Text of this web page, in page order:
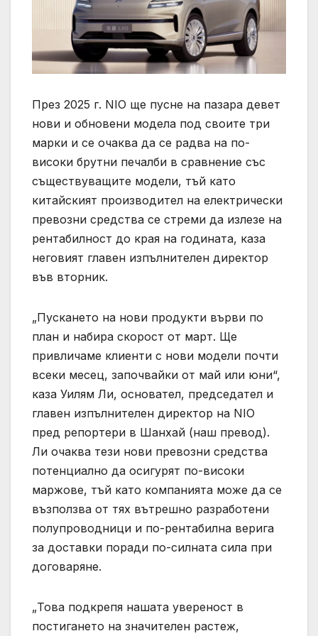
През 2025 г. NIO ще пусне на пазара девет
нови и обновени модела под своите три
марки и се очаква да се радва на по-
високи брутни печалби в сравнение със
съществуващите модели, тъй като
китайският производител на електрически
превозни средства се стреми да излезе на
рентабилност до края на годината, каза
неговият главен изпълнителен директор
във вторник.
„Пускането на нови продукти върви по
план и набира скорост от март. Ще
привличаме клиенти с нови модели почти
всеки месец, започвайки от май или юни“,
каза Уилям Ли, основател, председател и
главен изпълнителен директор на NIO
пред репортери в Шанхай (наш превод).
Ли очаква тези нови превозни средства
потенциално да осигурят по-високи
маржове, тъй като компанията може да се
възползва от тях вътрешно разработени
полупроводници и по-рентабилна верига
за доставки поради по-силната сила при
договаряне.
„Това подкрепя нашата увереност в
постигането на значителен растеж,